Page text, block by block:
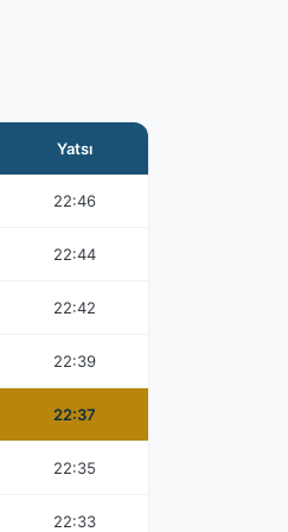
Yatsı
22:46
22:44
22:42
22:39
22:37
22:35
22:33